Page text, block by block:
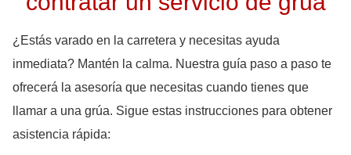
¿Estás varado en la carretera y necesitas ayuda
inmediata? Mantén la calma. Nuestra guía paso a paso te
ofrecerá la asesoría que necesitas cuando tienes que
llamar a una grúa. Sigue estas instrucciones para obtener
asistencia rápida: